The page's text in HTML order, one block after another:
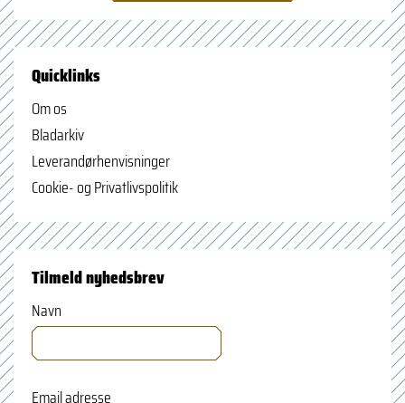
Quicklinks
Om os
Bladarkiv
Leverandørhenvisninger
Cookie- og Privatlivspolitik
Tilmeld nyhedsbrev
Navn
Email adresse